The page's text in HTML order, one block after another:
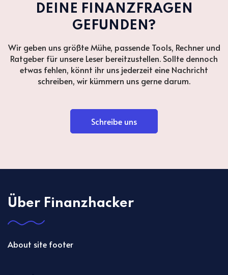
DEINE FINANZFRAGEN
GEFUNDEN?
Wir geben uns größte Mühe, passende Tools, Rechner und
Ratgeber für unsere Leser bereitzustellen. Sollte dennoch
etwas fehlen, könnt ihr uns jederzeit eine Nachricht
schreiben, wir kümmern uns gerne darum.
Schreibe uns
Über Finanzhacker
About site footer